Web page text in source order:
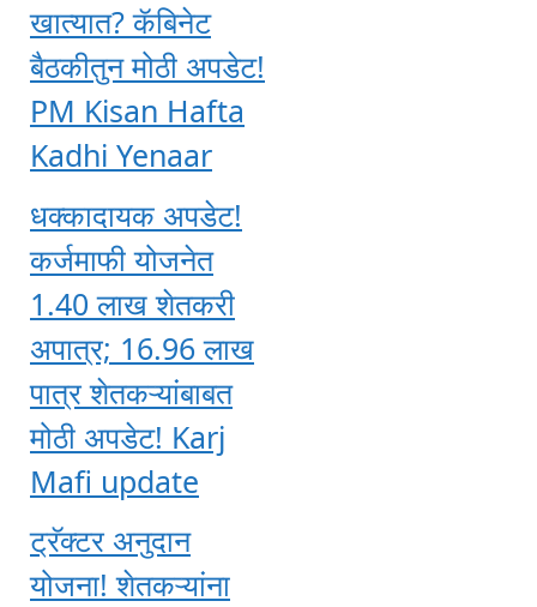
खात्यात? कॅबिनेट
बैठकीतुन मोठी अपडेट!
PM Kisan Hafta
Kadhi Yenaar
धक्कादायक अपडेट!
कर्जमाफी योजनेत
1.40 लाख शेतकरी
अपात्र; 16.96 लाख
पात्र शेतकऱ्यांबाबत
मोठी अपडेट! Karj
Mafi update
ट्रॅक्टर अनुदान
योजना! शेतकऱ्यांना